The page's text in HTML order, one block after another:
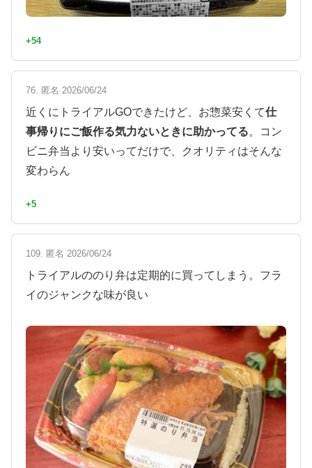
+54
76. 匿名 2026/06/24
近くにトライアルGOできたけど、お惣菜安くて仕
事帰りにご飯作る気力ないときに助かってる。コン
ビニ弁当より安いってだけで、クオリティはそんな
変わらん
+5
109. 匿名 2026/06/24
トライアルののり弁は定期的に買ってしまう。フラ
イのジャンクな味が良い